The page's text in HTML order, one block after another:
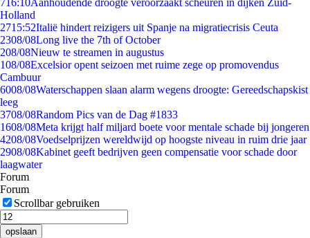
716:10Aanhoudende droogte veroorzaakt scheuren in dijken Zuid-
Holland
2715:52Italië hindert reizigers uit Spanje na migratiecrisis Ceuta
2308/08Long live the 7th of October
208/08Nieuw te streamen in augustus
108/08Excelsior opent seizoen met ruime zege op promovendus
Cambuur
6008/08Waterschappen slaan alarm wegens droogte: Gereedschapskist
leeg
3708/08Random Pics van de Dag #1833
1608/08Meta krijgt half miljard boete voor mentale schade bij jongeren
4208/08Voedselprijzen wereldwijd op hoogste niveau in ruim drie jaar
2908/08Kabinet geeft bedrijven geen compensatie voor schade door
laagwater
Forum
Forum
Scrollbar gebruiken
opslaan